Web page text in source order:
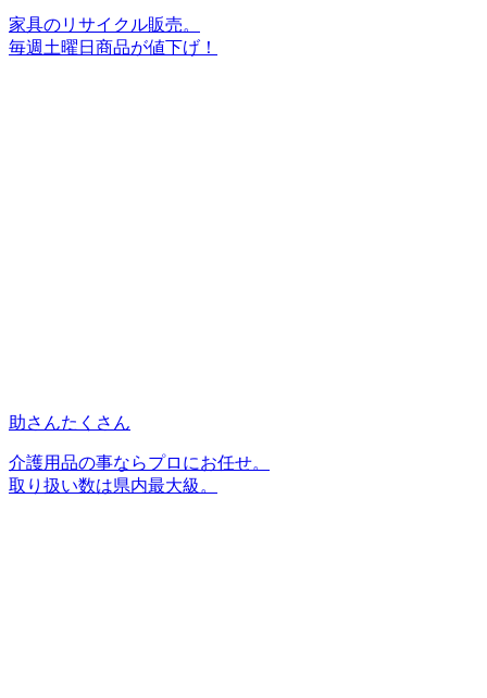
家具のリサイクル販売。
毎週土曜日商品が値下げ！
助さんたくさん
介護用品の事ならプロにお任せ。
取り扱い数は県内最大級。